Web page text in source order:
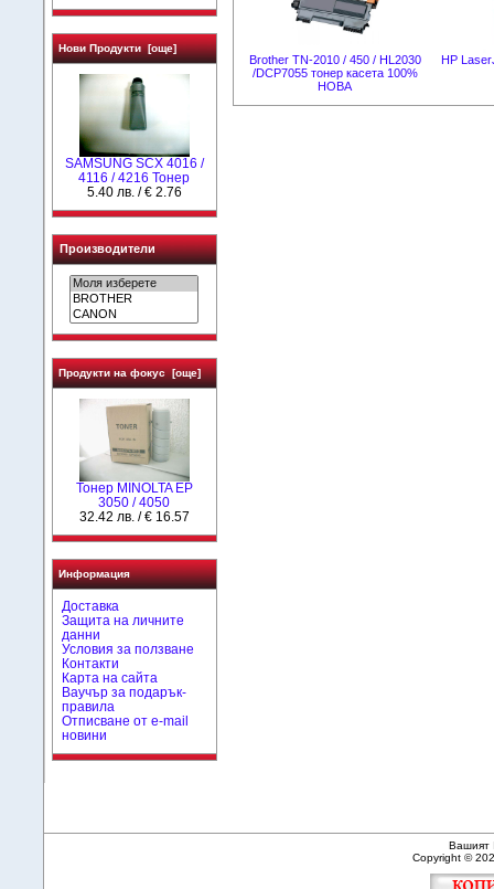
Нови Продукти [още]
SAMSUNG SCX 4016 /
4116 / 4216 Тонер
5.40 лв. / € 2.76
Производители
Продукти на фокус [още]
Тонер MINOLTA EP
3050 / 4050
32.42 лв. / € 16.57
Информация
Доставка
Защита на личните
данни
Условия за ползване
Контакти
Карта на сайта
Ваучър за подарък-
правила
Отписване от e-mail
новини
Brother TN-2010 / 450 / HL2030
/DCP7055 тонер касета 100%
НОВА
HP
Вашият
Copyright ©